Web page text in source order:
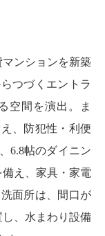
ンションを新築
つづくエントラ
空間を演出。ま
、防犯性・利便
6.8帖のダイニン
え、家具・家電
面所は、間口が
、水まわり設備